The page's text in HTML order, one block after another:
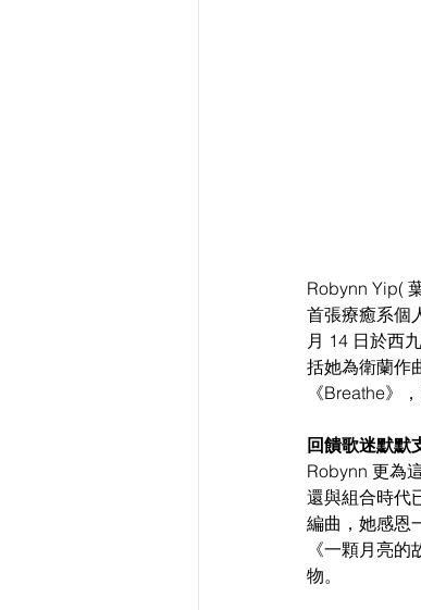
Robynn Yip(
首張療癒系個
月 14 日於西
括她為衛蘭作
《Breathe》
回饋歌迷默默
Robynn 更為
還與組合時代
編曲，她感恩
《一顆月亮
物。